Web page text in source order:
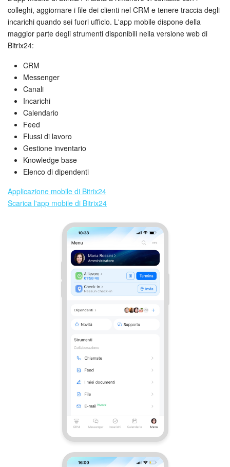
colleghi, aggiornare i file dei clienti nel CRM e tenere traccia degli
incarichi quando sei fuori ufficio. L'app mobile dispone della
maggior parte degli strumenti disponibili nella versione web di
Bitrix24:
CRM
Messenger
Canali
Incarichi
Calendario
Feed
Flussi di lavoro
Gestione inventario
Knowledge base
Elenco di dipendenti
Applicazione mobile di Bitrix24
Scarica l'app mobile di Bitrix24